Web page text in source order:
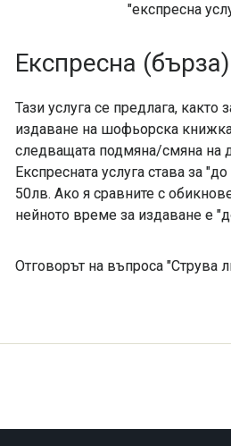
"експресна
Експресна
Тази услуга се предлага, както
издаване на шофьорска книжка
следващата подмяна/смяна на
Експресната услуга става за
50лв. Ако я сравните с
нейното време за издаване е
Отговорът на въпроса "Струва